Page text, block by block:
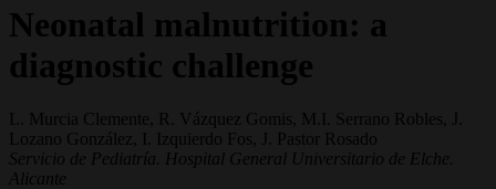
Neonatal malnutrition: a
diagnostic challenge
L. Murcia Clemente, R. Vázquez Gomis, M.I. Serrano Robles, J.
Lozano González, I. Izquierdo Fos, J. Pastor Rosado
Servicio de Pediatría. Hospital General Universitario de Elche.
Alicante